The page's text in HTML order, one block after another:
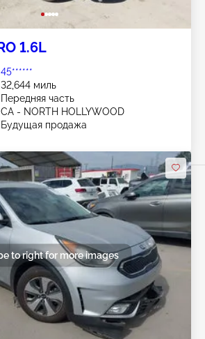
1.6L
45******
32,644 миль
Передняя часть
CA - NORTH HOLLYWOOD
Будущая продажа
to right for more images